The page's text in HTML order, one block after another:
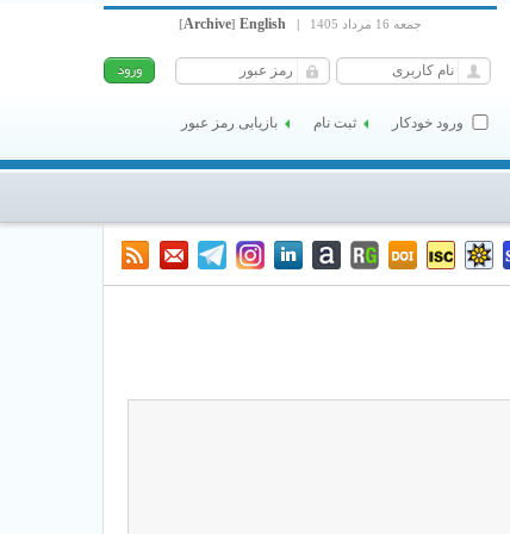
جمعه 16 مرداد 1405 |
English
[Archive]
ورود خودکار ثبت نام بازیابی رمز عبور